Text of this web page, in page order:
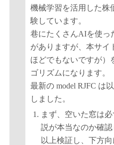
機械学習を活用した株
験しています。
巷にたくさんAIを使っ
がありますが、本サイ
ほどでもないですが）
ゴリズムになります。
最新の model RJFC は
しました。
まず、空いた窓は
説が本当なのか確
以上検証し、下方